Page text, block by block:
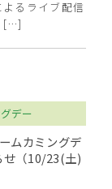
るライブ配信
[…]
デー
ムカミングデ
せ（10/23(土)